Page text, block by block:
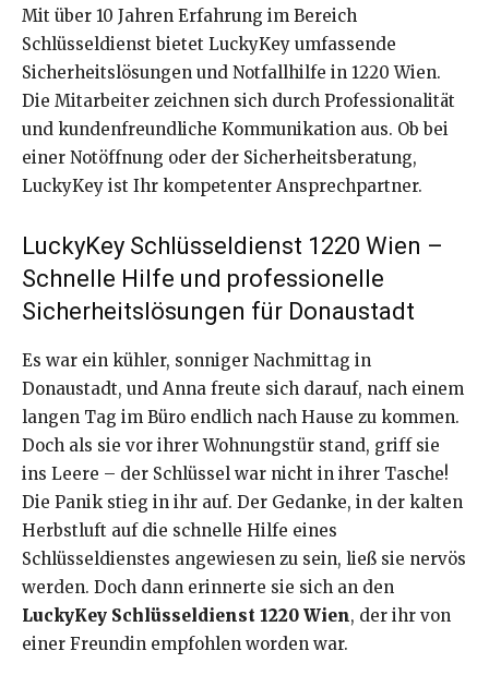
Mit über 10 Jahren Erfahrung im Bereich
Schlüsseldienst bietet LuckyKey umfassende
Sicherheitslösungen und Notfallhilfe in 1220 Wien.
Die Mitarbeiter zeichnen sich durch Professionalität
und kundenfreundliche Kommunikation aus. Ob bei
einer Notöffnung oder der Sicherheitsberatung,
LuckyKey ist Ihr kompetenter Ansprechpartner.
LuckyKey Schlüsseldienst 1220 Wien –
Schnelle Hilfe und professionelle
Sicherheitslösungen für Donaustadt
Es war ein kühler, sonniger Nachmittag in
Donaustadt, und Anna freute sich darauf, nach einem
langen Tag im Büro endlich nach Hause zu kommen.
Doch als sie vor ihrer Wohnungstür stand, griff sie
ins Leere – der Schlüssel war nicht in ihrer Tasche!
Die Panik stieg in ihr auf. Der Gedanke, in der kalten
Herbstluft auf die schnelle Hilfe eines
Schlüsseldienstes angewiesen zu sein, ließ sie nervös
werden. Doch dann erinnerte sie sich an den
LuckyKey Schlüsseldienst 1220 Wien, der ihr von
einer Freundin empfohlen worden war.